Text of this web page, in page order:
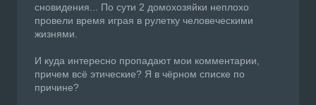
сновидения... По сути 2 домохозяйки неплохо
провели время играя в рулетку человеческими
жизнями.
И куда интересно пропадают мои комментарии,
причем всё этические? Я в чёрном списке по
причине?